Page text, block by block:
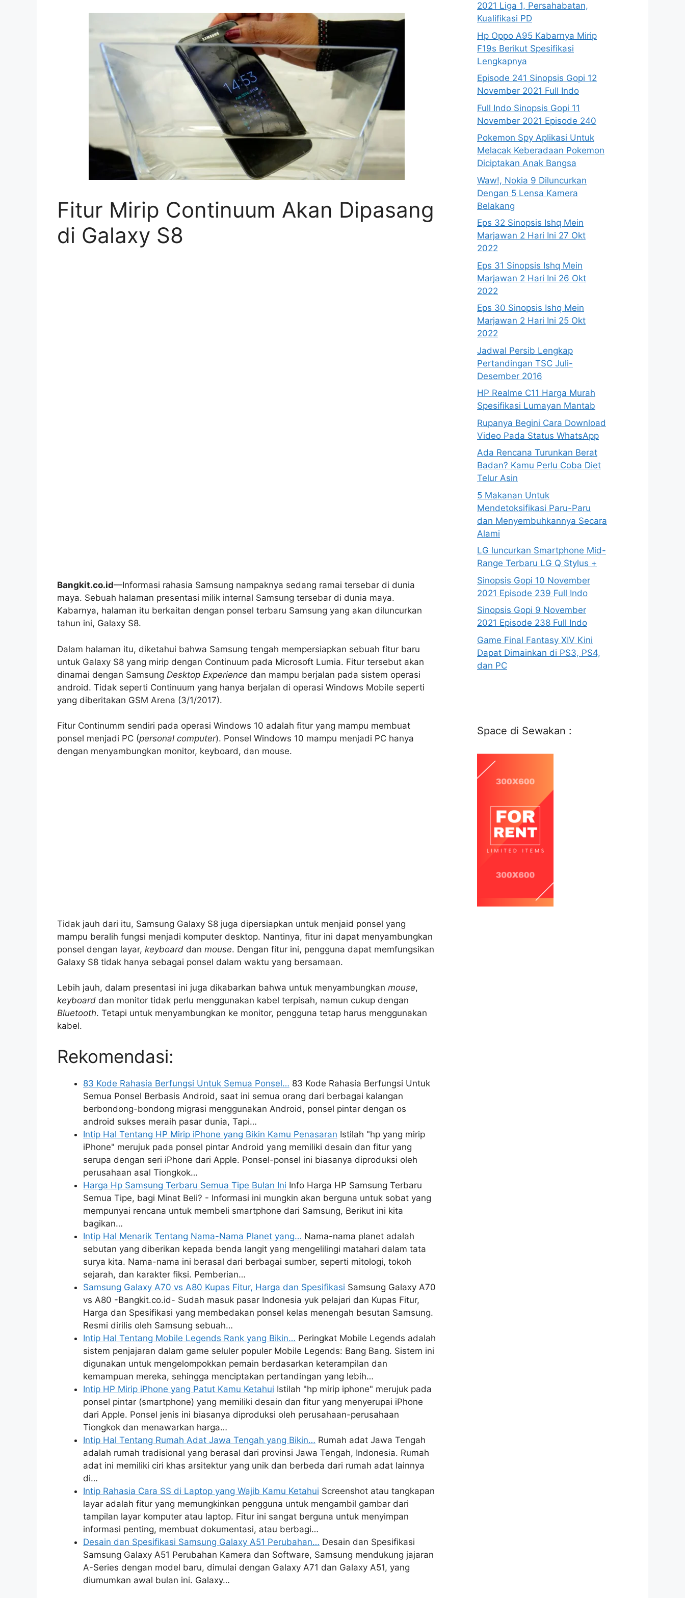
Fitur Mirip Continuum Akan Dipasang
di Galaxy S8
Bangkit.co.id—Informasi rahasia Samsung nampaknya sedang ramai tersebar di dunia
maya. Sebuah halaman presentasi milik internal Samsung tersebar di dunia maya.
Kabarnya, halaman itu berkaitan dengan ponsel terbaru Samsung yang akan diluncurkan
tahun ini, Galaxy S8.
Dalam halaman itu, diketahui bahwa Samsung tengah mempersiapkan sebuah fitur baru
untuk Galaxy S8 yang mirip dengan Continuum pada Microsoft Lumia. Fitur tersebut akan
dinamai dengan Samsung Desktop Experience dan mampu berjalan pada sistem operasi
android. Tidak seperti Continuum yang hanya berjalan di operasi Windows Mobile seperti
yang diberitakan GSM Arena (3/1/2017).
Fitur Continumm sendiri pada operasi Windows 10 adalah fitur yang mampu membuat
ponsel menjadi PC (personal computer). Ponsel Windows 10 mampu menjadi PC hanya
dengan menyambungkan monitor, keyboard, dan mouse.
Tidak jauh dari itu, Samsung Galaxy S8 juga dipersiapkan untuk menjaid ponsel yang
mampu beralih fungsi menjadi komputer desktop. Nantinya, fitur ini dapat menyambungkan
ponsel dengan layar, keyboard dan mouse. Dengan fitur ini, pengguna dapat memfungsikan
Galaxy S8 tidak hanya sebagai ponsel dalam waktu yang bersamaan.
Lebih jauh, dalam presentasi ini juga dikabarkan bahwa untuk menyambungkan mouse,
keyboard dan monitor tidak perlu menggunakan kabel terpisah, namun cukup dengan
Bluetooth. Tetapi untuk menyambungkan ke monitor, pengguna tetap harus menggunakan
kabel.
Rekomendasi:
83 Kode Rahasia Berfungsi Untuk Semua Ponsel… 83 Kode Rahasia Berfungsi Untuk
Semua Ponsel Berbasis Android, saat ini semua orang dari berbagai kalangan
berbondong-bondong migrasi menggunakan Android, ponsel pintar dengan os
android sukses meraih pasar dunia, Tapi…
Intip Hal Tentang HP Mirip iPhone yang Bikin Kamu Penasaran Istilah "hp yang mirip
iPhone" merujuk pada ponsel pintar Android yang memiliki desain dan fitur yang
serupa dengan seri iPhone dari Apple. Ponsel-ponsel ini biasanya diproduksi oleh
perusahaan asal Tiongkok…
Harga Hp Samsung Terbaru Semua Tipe Bulan Ini Info Harga HP Samsung Terbaru
Semua Tipe, bagi Minat Beli? - Informasi ini mungkin akan berguna untuk sobat yang
mempunyai rencana untuk membeli smartphone dari Samsung, Berikut ini kita
bagikan…
Intip Hal Menarik Tentang Nama-Nama Planet yang… Nama-nama planet adalah
sebutan yang diberikan kepada benda langit yang mengelilingi matahari dalam tata
surya kita. Nama-nama ini berasal dari berbagai sumber, seperti mitologi, tokoh
sejarah, dan karakter fiksi. Pemberian…
Samsung Galaxy A70 vs A80 Kupas Fitur, Harga dan Spesifikasi Samsung Galaxy A70
vs A80 -Bangkit.co.id- Sudah masuk pasar Indonesia yuk pelajari dan Kupas Fitur,
Harga dan Spesifikasi yang membedakan ponsel kelas menengah besutan Samsung.
Resmi dirilis oleh Samsung sebuah…
Intip Hal Tentang Mobile Legends Rank yang Bikin… Peringkat Mobile Legends adalah
sistem penjajaran dalam game seluler populer Mobile Legends: Bang Bang. Sistem ini
digunakan untuk mengelompokkan pemain berdasarkan keterampilan dan
kemampuan mereka, sehingga menciptakan pertandingan yang lebih…
Intip HP Mirip iPhone yang Patut Kamu Ketahui Istilah "hp mirip iphone" merujuk pada
ponsel pintar (smartphone) yang memiliki desain dan fitur yang menyerupai iPhone
dari Apple. Ponsel jenis ini biasanya diproduksi oleh perusahaan-perusahaan
Tiongkok dan menawarkan harga…
Intip Hal Tentang Rumah Adat Jawa Tengah yang Bikin… Rumah adat Jawa Tengah
adalah rumah tradisional yang berasal dari provinsi Jawa Tengah, Indonesia. Rumah
adat ini memiliki ciri khas arsitektur yang unik dan berbeda dari rumah adat lainnya
di…
Intip Rahasia Cara SS di Laptop yang Wajib Kamu Ketahui Screenshot atau tangkapan
layar adalah fitur yang memungkinkan pengguna untuk mengambil gambar dari
tampilan layar komputer atau laptop. Fitur ini sangat berguna untuk menyimpan
informasi penting, membuat dokumentasi, atau berbagi…
Desain dan Spesifikasi Samsung Galaxy A51 Perubahan… Desain dan Spesifikasi
Samsung Galaxy A51 Perubahan Kamera dan Software, Samsung mendukung jajaran
A-Series dengan model baru, dimulai dengan Galaxy A71 dan Galaxy A51, yang
diumumkan awal bulan ini. Galaxy…
2021 Liga 1, Persahabatan,
Kualifikasi PD
Hp Oppo A95 Kabarnya Mirip
F19s Berikut Spesifikasi
Lengkapnya
Episode 241 Sinopsis Gopi 12
November 2021 Full Indo
Full Indo Sinopsis Gopi 11
November 2021 Episode 240
Pokemon Spy Aplikasi Untuk
Melacak Keberadaan Pokemon
Diciptakan Anak Bangsa
Waw!, Nokia 9 Diluncurkan
Dengan 5 Lensa Kamera
Belakang
Eps 32 Sinopsis Ishq Mein
Marjawan 2 Hari Ini 27 Okt
2022
Eps 31 Sinopsis Ishq Mein
Marjawan 2 Hari Ini 26 Okt
2022
Eps 30 Sinopsis Ishq Mein
Marjawan 2 Hari Ini 25 Okt
2022
Jadwal Persib Lengkap
Pertandingan TSC Juli-
Desember 2016
HP Realme C11 Harga Murah
Spesifikasi Lumayan Mantab
Rupanya Begini Cara Download
Video Pada Status WhatsApp
Ada Rencana Turunkan Berat
Badan? Kamu Perlu Coba Diet
Telur Asin
5 Makanan Untuk
Mendetoksifikasi Paru-Paru
dan Menyembuhkannya Secara
Alami
LG luncurkan Smartphone Mid-
Range Terbaru LG Q Stylus +
Sinopsis Gopi 10 November
2021 Episode 239 Full Indo
Sinopsis Gopi 9 November
2021 Episode 238 Full Indo
Game Final Fantasy XIV Kini
Dapat Dimainkan di PS3, PS4,
dan PC
Space di Sewakan :